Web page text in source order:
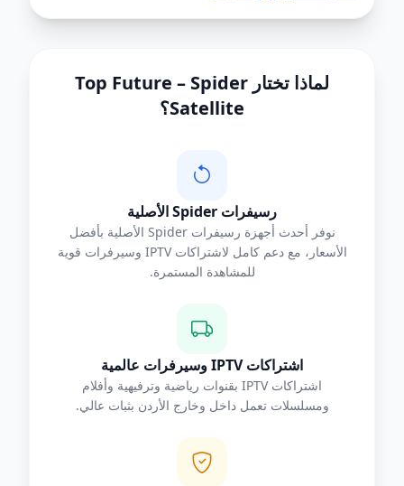
لماذا تختار Top Future – Spider
Satellite؟
رسيفرات Spider الأصلية
نوفر أحدث أجهزة رسيفرات Spider الأصلية بأفضل
الأسعار، مع دعم كامل لاشتراكات IPTV وسيرفرات قوية
للمشاهدة المستمرة.
اشتراكات IPTV وسيرفرات عالمية
اشتراكات IPTV بقنوات رياضية وترفيهية وأفلام
ومسلسلات تعمل داخل وخارج الأردن بثبات عالي.